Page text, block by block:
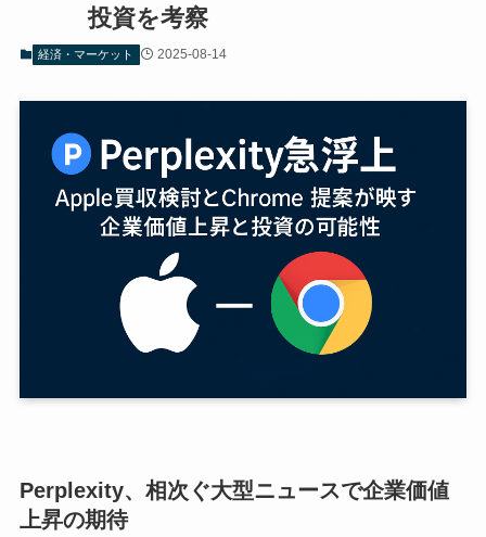
投資を考察
経済・マーケット 2025-08-14
Perplexity、相次ぐ大型ニュースで企業価値
上昇の期待